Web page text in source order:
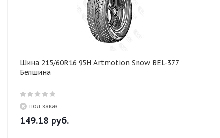
Шина 215/60R16 95H Artmotion Snow BEL-377
Белшина
под заказ
149.18 руб.